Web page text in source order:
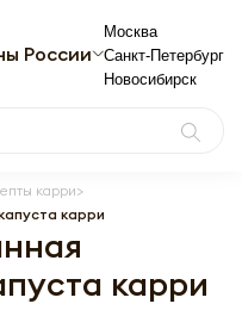
России
Москва
Санкт-Петербург
Новосибирск
карри
карри
карри